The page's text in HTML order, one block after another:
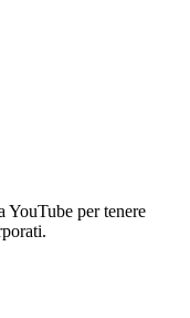
YouTube per tenere